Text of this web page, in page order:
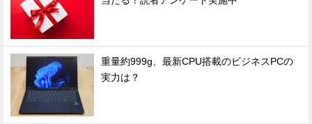
重量約999g、最新CPU搭載のビジネスPCの
実力は？